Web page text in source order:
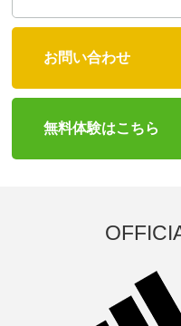
お問い合わせ
無料体験はこちら